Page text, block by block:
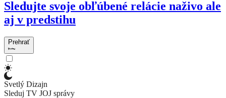
Sledujte svoje obľúbené relácie naživo ale
aj v predstihu
Prehrať
Svetlý Dizajn
Sleduj TV JOJ správy